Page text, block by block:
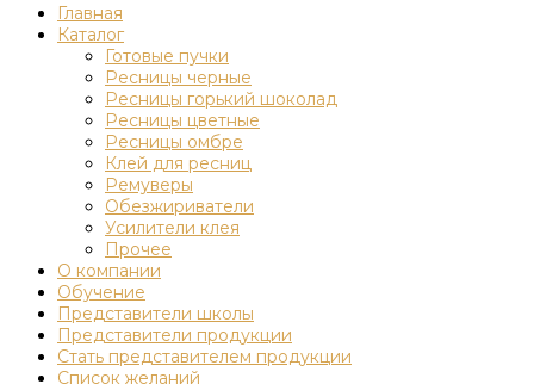
Главная
Каталог
Готовые пучки
Ресницы черные
Ресницы горький шоколад
Ресницы цветные
Ресницы омбре
Клей для ресниц
Ремуверы
Обезжириватели
Усилители клея
Прочее
О компании
Обучение
Представители школы
Представители продукции
Стать представителем продукции
Список желаний